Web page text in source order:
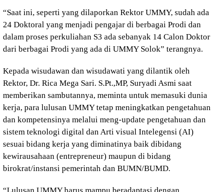
“Saat ini, seperti yang dilaporkan Rektor UMMY, sudah ada
24 Doktoral yang menjadi pengajar di berbagai Prodi dan
dalam proses perkuliahan S3 ada sebanyak 14 Calon Doktor
dari berbagai Prodi yang ada di UMMY Solok” terangnya.
Kepada wisudawan dan wisudawati yang dilantik oleh
Rektor, Dr. Rica Mega Sari. S.Pt.,MP, Suryadi Asmi saat
memberikan sambutannya, meminta untuk memasuki dunia
kerja, para lulusan UMMY tetap meningkatkan pengetahuan
dan kompetensinya melalui meng-update pengetahuan dan
sistem teknologi digital dan Arti visual Intelegensi (AI)
sesuai bidang kerja yang diminatinya baik dibidang
kewirausahaan (entrepreneur) maupun di bidang
birokrat/instansi pemerintah dan BUMN/BUMD.
“Lulusan UMMY harus mampu beradaptasi dengan